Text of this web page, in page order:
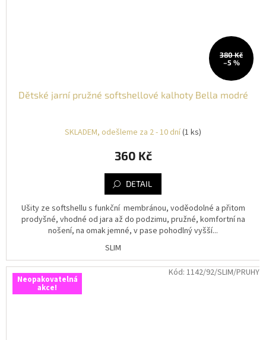
380 Kč
–5 %
Dětské jarní pružné softshellové kalhoty Bella modré
SKLADEM, odešleme za 2 - 10 dní(1 ks)
360 Kč
DETAIL
Ušity ze softshellu s funkční membránou, voděodolné a přitom
prodyšné, vhodné od jara až do podzimu, pružné, komfortní na
nošení, na omak jemné, v pase pohodlný vyšší...
SLIM
Neopakovatelná
akce!
Kód: 1142/92/SLIM/PRUHY